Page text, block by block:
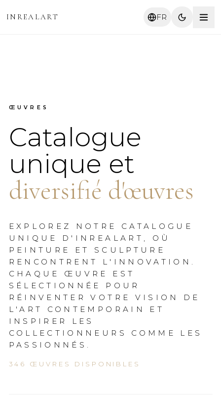
INREALART FR
ŒUVRES
Catalogue
unique et
diversifié d'œuvres
EXPLOREZ NOTRE CATALOGUE
UNIQUE D'INREALART, OÙ
PEINTURE ET SCULPTURE
RENCONTRENT L'INNOVATION.
CHAQUE ŒUVRE EST
SÉLECTIONNÉE POUR
RÉINVENTER VOTRE VISION DE
L'ART CONTEMPORAIN ET
INSPIRER LES
COLLECTIONNEURS COMME LES
PASSIONNÉS.
346 ŒUVRES DISPONIBLES